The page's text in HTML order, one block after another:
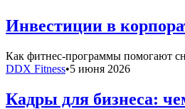
Инвестиции в
Как фитнес-программы помогают
DDX Fitness•5 июня 2026
Кадры для бизнеса: